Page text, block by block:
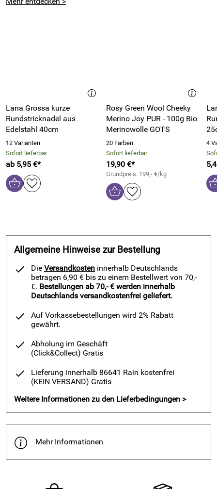
Lana Grossa kurze
Rundstricknadel aus
Edelstahl 40cm
12 Varianten
Sofort lieferbar
ab 5,95 €*
Rosy Green Wool Cheeky
Merino Joy PUR - 100g Bio
Merinowolle GOTS
20 Farben
Sofort lieferbar
19,90 €*
Grundpreis: 199,- €/kg
4
Allgemeine Hinweise zur Bestellung
Die Versandkosten innerhalb Deutschlands
betragen 6,90 € bis zu einem Bestellwert von 70,-
€. Bestellungen ab 70,- € werden innerhalb
Deutschlands versandkostenfrei geliefert.
Auf Vorkassebestellungen wird 2% Rabatt
gewährt.
Abholung im Geschäft
(Click&Collect) Gratis
Lieferung innerhalb 86641 Rain kostenfrei
(KEIN VERSAND) Gratis
Weitere Informationen zu den Lieferbedingungen >
Mehr Informationen